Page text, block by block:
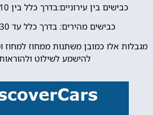
כבישים בין עירוניים:בדרך כלל בין 90-110 קמ"ש.
כבישים מהירים: בדרך כלל עד 130 קמ"ש.
מגבלות אלו כמובן משתנות ממחוז למחוז
להישמע לשילוט